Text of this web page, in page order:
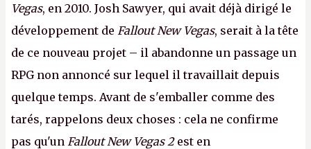
Vegas, en 2010. Josh Sawyer, qui avait déjà dirigé le
développement de Fallout New Vegas, serait à la tête
de ce nouveau projet – il abandonne un passage un
RPG non annoncé sur lequel il travaillait depuis
quelque temps. Avant de s'emballer comme des
tarés, rappelons deux choses : cela ne confirme
pas qu'un Fallout New Vegas 2est en